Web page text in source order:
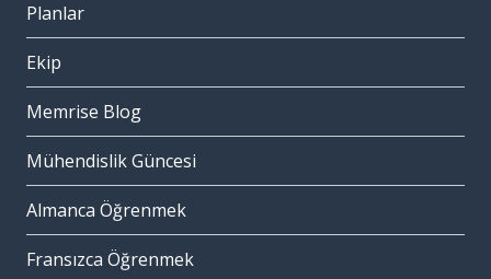
Planlar
Ekip
Memrise Blog
Mühendislik Güncesi
Almanca Öğrenmek
Fransızca Öğrenmek